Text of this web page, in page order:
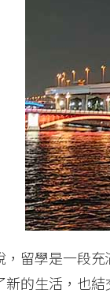
，留學是一段
新的生活，也